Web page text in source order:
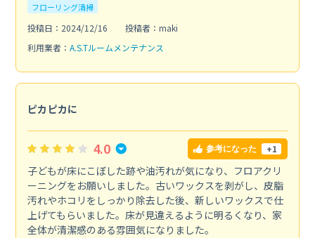
フローリング清掃
投稿日：2024/12/16
投稿者：maki
利用業者： A.S.Tルームメンテナンス
ピカピカに
4.0 参考になった +1
子どもが床にこぼした跡や油汚れが気になり、フロアクリ
ーニングをお願いしました。古いワックスを剥がし、皮脂
汚れやホコリをしっかり除去した後、新しいワックスで仕
上げてもらいました。床が見違えるように明るくなり、家
全体が清潔感のある雰囲気になりました。